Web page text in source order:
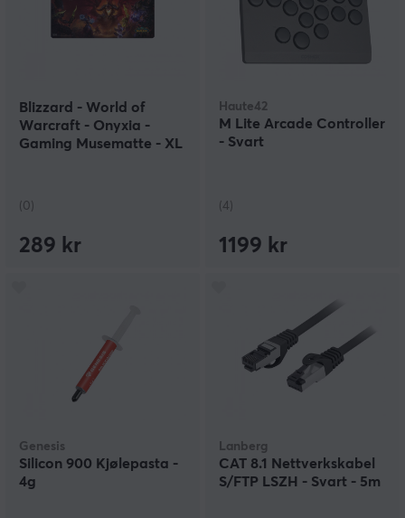
Blizzard - World of
Warcraft - Onyxia -
Gaming Musematte - XL
(0)
289 kr
Haute42
M Lite Arcade Controller
- Svart
(4)
1199 kr
Genesis
Silicon 900 Kjølepasta -
4g
Lanberg
CAT 8.1 Nettverkskabel
S/FTP LSZH - Svart - 5m